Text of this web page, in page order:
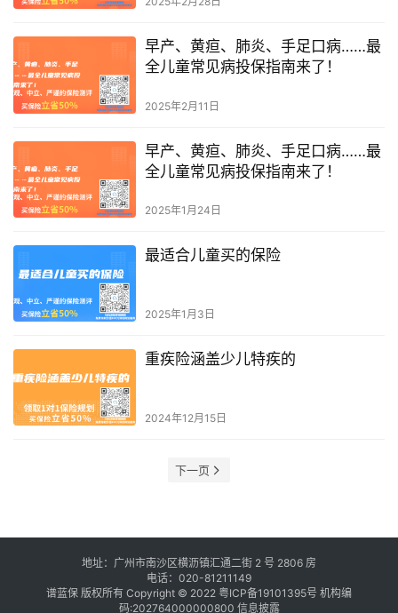
​早产、黄疸、肺炎、手足口病……最
全儿童常见病投保指南来了！
2025年2月11日
​早产、黄疸、肺炎、手足口病……最
全儿童常见病投保指南来了！
2025年1月24日
最适合儿童买的保险
2025年1月3日
重疾险涵盖少儿特疾的
2024年12月15日
下一页
地址：广州市南沙区横沥镇汇通二街 2 号 2806 房
电话：020-81211149
谱蓝保 版权所有 Copyright © 2022 粤ICP备19101395号 机构编
码:202764000000800 信息披露